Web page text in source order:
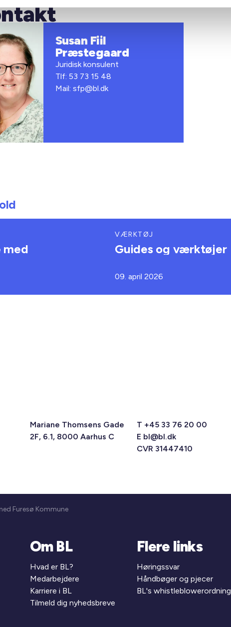
Susan Fiil
Præstegaard
Juridisk konsulent
Tlf: 53 73 15 48
Mail: sfp@bl.dk
med
VÆRKTØJ
Guides og værktøjer
09. april 2026
Mariane Thomsens Gade
2F, 6.1, 8000 Aarhus C
T +45 33 76 20 00
E bl@bl.dk
CVR 31447410
Furesø Kommune
Om BL
Hvad er BL?
Medarbejdere
Karriere i BL
Tilmeld dig nyhedsbreve
Flere links
Høringssvar
Håndbøger og pjecer
BL's whistleblowerordning